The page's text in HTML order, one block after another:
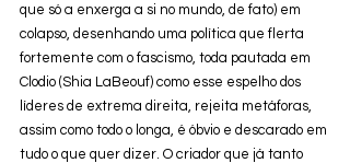
que só a enxerga a si no mundo, de fato) em
colapso, desenhando uma política que flerta
fortemente com o fascismo, toda pautada em
Clodio (Shia LaBeouf) como esse espelho dos
líderes de extrema direita, rejeita metáforas,
assim como todo o longa, é óbvio e descarado em
tudo o que quer dizer. O criador que já tanto